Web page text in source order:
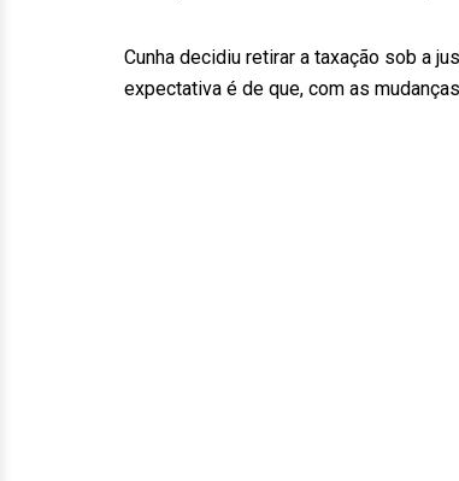
Cunha decidiu retirar a taxação sob a
expectativa é de que, com as